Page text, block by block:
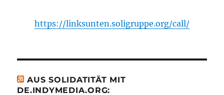
https://linksunten.soligruppe.org/call/
AUS SOLIDATITÄT MIT
DE.INDYMEDIA.ORG: